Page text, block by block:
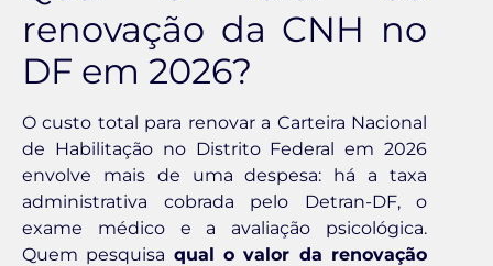
renovação da CNH no
DF em 2026?
O custo total para renovar a Carteira Nacional
de Habilitação no Distrito Federal em 2026
envolve mais de uma despesa: há a taxa
administrativa cobrada pelo Detran-DF, o
exame médico e a avaliação psicológica.
Quem pesquisa qual o valor da renovação